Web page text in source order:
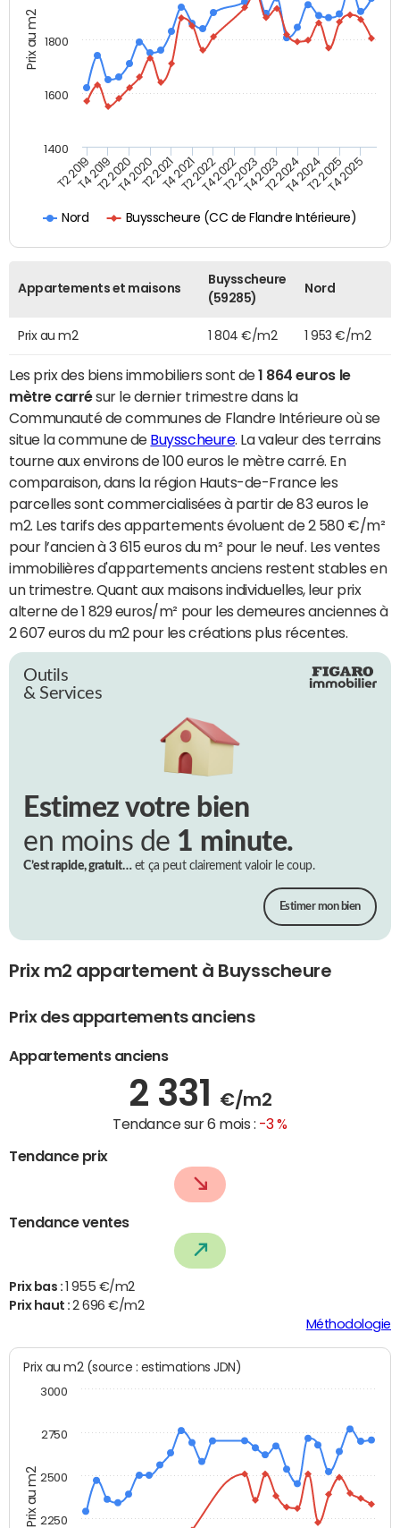
Prix au m2
Nord Buysscheure (CC de Flandre Intérieure)
T2 2019T4 2019T2 2020T4 2020T2 2021T4 2021T2 2022T4 2022T2 2023T4 2023T2 2024T4 2024T2 2025T4 2025
1600
1800
1400
Appartements et maisons
Buysscheure
(59285)
Nord
Prix au m2 1 804 €/m2 1 953 €/m2
Les prix des biens immobiliers sont de1 864 euros le
mètre carrésur le dernier trimestre dans la
Communauté de communes de Flandre Intérieure où se
situe la commune de Buysscheure. La valeur des terrains
tourne aux environs de 100 euros le mètre carré. En
comparaison, dans la région Hauts-de-France les
parcelles sont commercialisées à partir de 83 euros le
m2. Les tarifs des appartements évoluent de 2 580 €/m²
pour l’ancien à 3 615 euros du m² pour le neuf. Les ventes
immobilières d'appartements anciens restent stables en
un trimestre. Quant aux maisons individuelles, leur prix
alterne de 1 829 euros/m² pour les demeures anciennes à
2 607 euros du m2 pour les créations plus récentes.
Outils
& Services
Estimez votre bien
en moins de 1 minute.
C’est rapide, gratuit…et ça peut clairement valoir le coup.
Estimer mon bien
Prix m2 appartement à Buysscheure
Prix des appartements anciens
Appartements anciens
2 331 €/m2
Tendance sur 6 mois : -3 %
Tendance prix
Tendance ventes
Prix bas : 1 955 €/m2
Prix haut :2 696 €/m2
Méthodologie
Prix au m2
Prix au m2 (source : estimations JDN)
2250
2500
2750
3000